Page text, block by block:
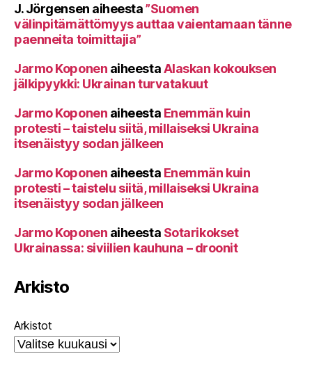
J. Jörgensen aiheesta”Suomen
välinpitämättömyys auttaa vaientamaan tänne
paenneita toimittajia”
Jarmo Koponen aiheestaAlaskan kokouksen
jälkipyykki: Ukrainan turvatakuut
Jarmo Koponen aiheesta Enemmän kuin
protesti – taistelu siitä, millaiseksi Ukraina
itsenäistyy sodan jälkeen
Jarmo Koponen aiheesta Enemmän kuin
protesti – taistelu siitä, millaiseksi Ukraina
itsenäistyy sodan jälkeen
Jarmo Koponen aiheesta Sotarikokset
Ukrainassa: siviilien kauhuna – droonit
Arkisto
Arkistot